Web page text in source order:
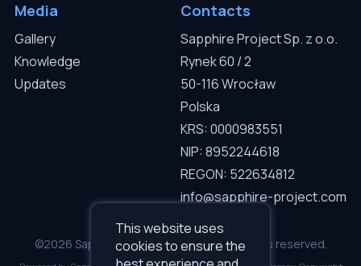
This website uses
cookies to ensure the
Media
Gallery
Knowledge
Updates
Contacts
Sapphire Project Sp. z o.o.
Rynek 60 / 2
50-116 Wrocław
Polska
KRS: 0000983551
NIP: 8952244618
REGON: 522634812
info@sapphire-project.com
©2026 Sapphire Project Sp. z o.o. — All rights reserved.